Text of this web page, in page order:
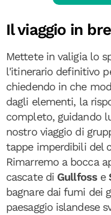
Il viaggio in
Mettete in valigia lo
l'itinerario definitivo
chiedendo in che
dagli elementi, la
completo, guidando
nostro viaggio di
tappe imperdibili del
Rimarremo a bocca
cascate di Gullfoss e
bagnare dai fumi dei
paesaggio islandese